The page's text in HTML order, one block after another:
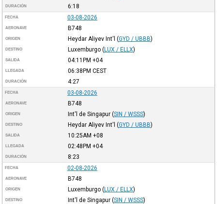
DURACIÓN 6:18
FECHA 03-08-2026
AERONAVE B748
ORIGEN Heydar Aliyev Int'l (GYD / UBBB)
DESTINO Luxemburgo (LUX / ELLX)
SALIDA 04:11PM +04
LLEGADA 06:38PM CEST
DURACIÓN 4:27
FECHA 03-08-2026
AERONAVE B748
ORIGEN Int'l de Singapur (SIN / WSSS)
DESTINO Heydar Aliyev Int'l (GYD / UBBB)
SALIDA 10:25AM +08
LLEGADA 02:48PM +04
DURACIÓN 8:23
FECHA 02-08-2026
AERONAVE B748
ORIGEN Luxemburgo (LUX / ELLX)
DESTINO Int'l de Singapur (SIN / WSSS)